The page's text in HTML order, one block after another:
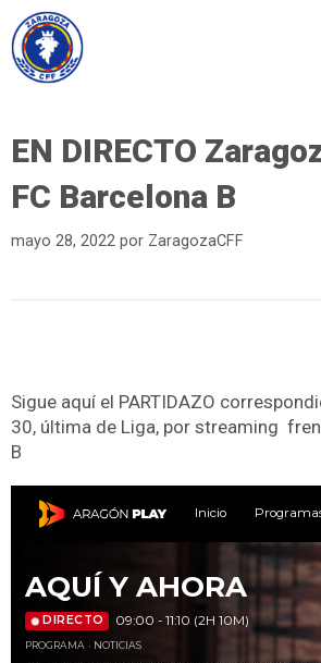
EN DIRECTO
FC Barcelona B
mayo 28, 2022 por ZaragozaCFF
Sigue aquí el PARTIDAZO
30, última de Liga, por streaming
B